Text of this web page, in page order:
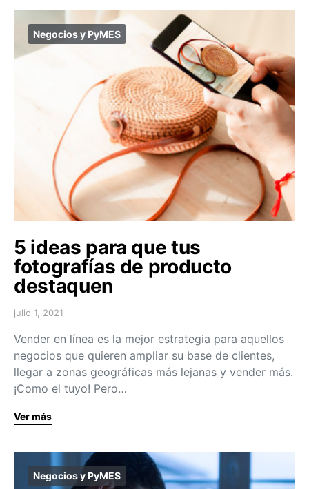
Negocios y PyMES
5 ideas para que tus
fotografías de producto
destaquen
julio 1, 2021
Vender en línea es la mejor estrategia para aquellos
negocios que quieren ampliar su base de clientes,
llegar a zonas geográficas más lejanas y vender más.
¡Como el tuyo! Pero…
Ver más
Negocios y PyMES